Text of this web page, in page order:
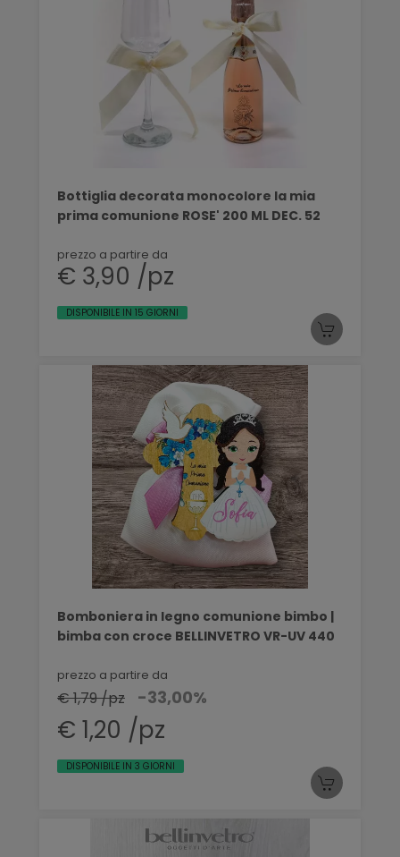
Bottiglia decorata monocolore la mia
prima comunione ROSE' 200 ML DEC. 52
prezzo a partire da
€ 3,90 /pz
DISPONIBILE IN 15 GIORNI
Bomboniera in legno comunione bimbo |
bimba con croce BELLINVETRO VR-UV 440
prezzo a partire da
€ 1,79 /pz -33,00%
€ 1,20 /pz
DISPONIBILE IN 3 GIORNI